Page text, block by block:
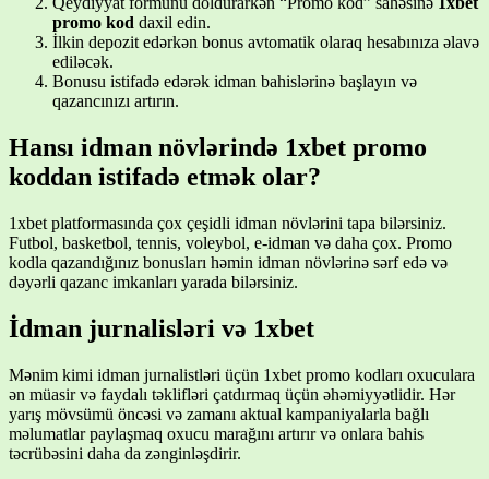
promo kod daxil edin.
İlkin depozit edərkən bonus avtomatik olaraq hesabınıza əlavə
ediləcək.
Bonusu istifadə edərək idman bahislərinə başlayın və
qazancınızı artırın.
Hansı idman növlərində 1xbet promo
koddan istifadə etmək olar?
1xbet platformasında çox çeşidli idman növlərini tapa bilərsiniz.
Futbol, basketbol, tennis, voleybol, e-idman və daha çox. Promo
kodla qazandığınız bonusları həmin idman növlərinə sərf edə və
dəyərli qazanc imkanları yarada bilərsiniz.
İdman jurnalisləri və 1xbet
Mənim kimi idman jurnalistləri üçün 1xbet promo kodları oxuculara
ən müasir və faydalı təklifləri çatdırmaq üçün əhəmiyyətlidir. Hər
yarış mövsümü öncəsi və zamanı aktual kampaniyalarla bağlı
məlumatlar paylaşmaq oxucu marağını artırır və onlara bahis
təcrübəsini daha da zənginləşdirir.